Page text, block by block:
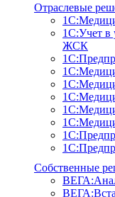
Отраслевые
1C:Учет
ЖСК
Собственные